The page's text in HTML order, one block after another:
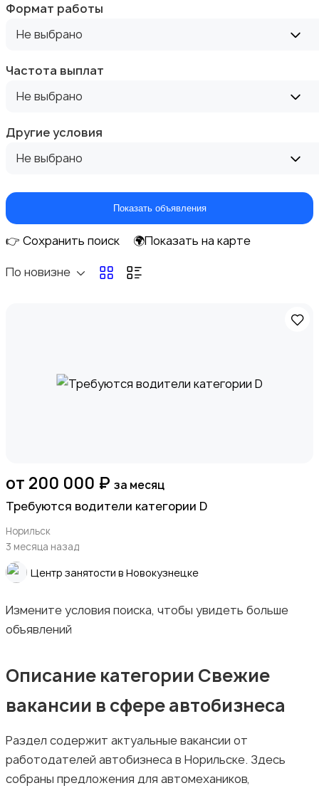
Добыча сырья, энергетика
Домашний персонал
Искусство и развлечения
Магазины
Маркетинг и реклама
Формат работы
Не выбрано
Частота выплат
Не выбрано
Другие условия
Не выбрано
Показать объявления
👉 Сохранить поиск
🌍Показать на карте
По новизне
от 200 000 ₽ за месяц
Требуются водители категории D
Норильск
3 месяца назад
Центр занятости в Новокузнецке
Измените условия поиска, чтобы увидеть больше
объявлений
Описание категории Свежие
вакансии в сфере автобизнеса
Раздел содержит актуальные вакансии от
работодателей автобизнеса в Норильске. Здесь
собраны предложения для автомехаников,